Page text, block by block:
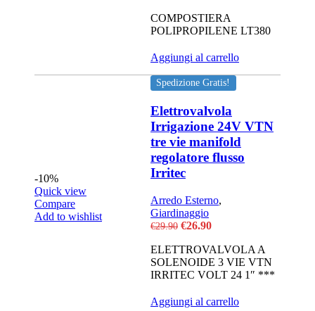
COMPOSTIERA
POLIPROPILENE LT380
Aggiungi al carrello
-10%
Quick view
Compare
Add to wishlist
Spedizione Gratis!
Elettrovalvola
Irrigazione 24V VTN
tre vie manifold
regolatore flusso
Irritec
Arredo Esterno,
Giardinaggio
€29.90 Il
originale
era:
€29.90.
€26.90Il
attuale
è:
€26.90.
ELETTROVALVOLA A
SOLENOIDE 3 VIE VTN
IRRITEC VOLT 24 1″ ***
Aggiungi al carrello